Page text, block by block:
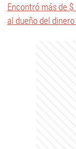
Encontró más de
al dueño del